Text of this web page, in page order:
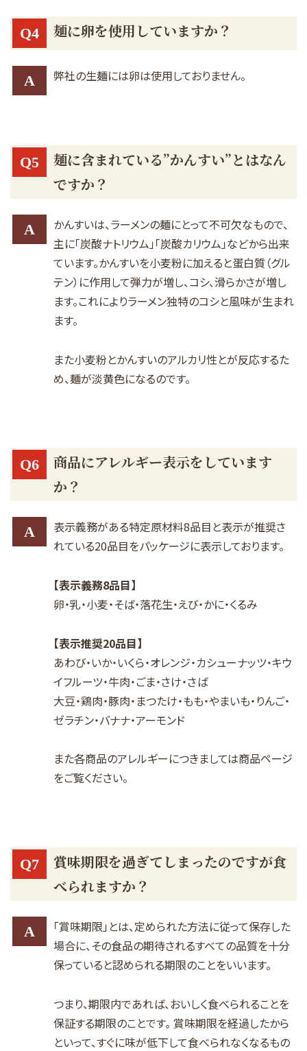
Q4 麺に卵を使用していますか？
A 弊社の生麺には卵は使用しておりません。
Q5
麺に含まれている”かんすい”とはなん
ですか？
A
かんすいは、ラーメンの麺にとって不可欠なもので、
主に「炭酸ナトリウム」「炭酸カリウム」などから出来
ています。かんすいを小麦粉に加えると蛋白質（グル
テン）に作用して弾力が増し、コシ、滑らかさが増し
ます。これによりラーメン独特のコシと風味が生まれ
ます。
また小麦粉とかんすいのアルカリ性とが反応するた
め、麺が淡黄色になるのです。
Q6
商品にアレルギー表示をしています
か？
A
表示義務がある特定原材料8品目と表示が推奨さ
れている20品目をパッケージに表示しております。
【表示義務8品目】
卵・乳・小麦・そば・落花生・えび・かに・くるみ
【表示推奨20品目】
あわび・いか・いくら・オレンジ・カシューナッツ・キウ
イフルーツ・牛肉・ごま・さけ・さば
大豆・鶏肉・豚肉・まつたけ・もも・やまいも・りんご・
ゼラチン・バナナ・アーモンド
また各商品のアレルギーにつきましては商品ページ
をご覧ください。
Q7
賞味期限を過ぎてしまったのですが食
べられますか？
A
「賞味期限」とは、定められた方法に従って保存した
場合に、その食品の期待されるすべての品質を十分
保っていると認められる期限のことをいいます。
つまり、期限内であれば、おいしく食べられることを
保証する期限のことです。 賞味期限を経過したから
といって、すぐに味が低下して食べられなくなるもの